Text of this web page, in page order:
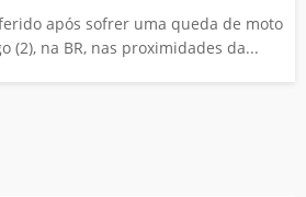
após sofrer uma queda de moto
(2), na BR, nas proximidades da...